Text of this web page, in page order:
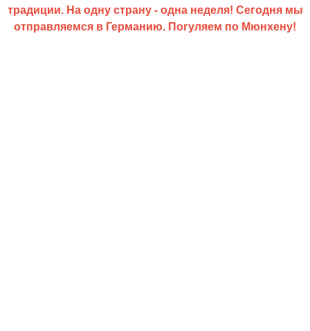
традиции. На одну страну - одна неделя! Сегодня мы
отправляемся в Германию. Погуляем по Мюнхену!